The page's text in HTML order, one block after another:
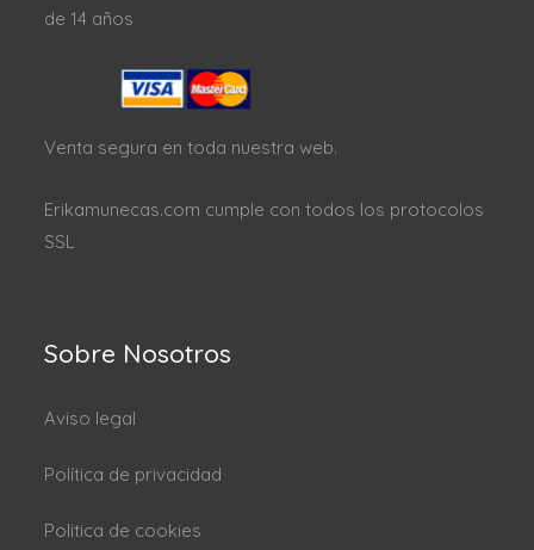
de 14 años
Venta segura en toda nuestra web.
Erikamunecas.com cumple con todos los protocolos
SSL
Sobre Nosotros
Aviso legal
Política de privacidad
Politica de cookies